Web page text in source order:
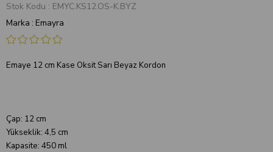
Stok Kodu
EMYC.KS12.OS-K.BYZ
Marka : Emayra
Emaye 12 cm Kase Oksit Sarı Beyaz Kordon
Çap: 12 cm
Yükseklik: 4,5 cm
Kapasite: 450 ml